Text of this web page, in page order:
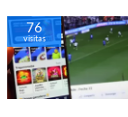
76
visitas